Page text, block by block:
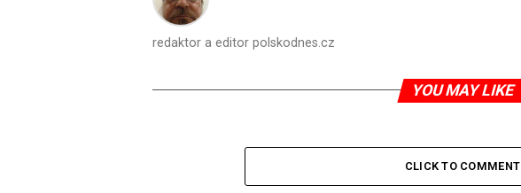
redaktor a editor polskodnes.cz
YOU MAY LIKE
CLICK TO COMMENT